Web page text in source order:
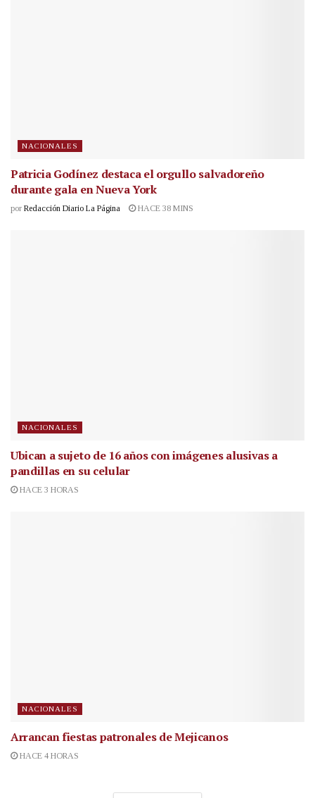
NACIONALES
Patricia Godínez destaca el orgullo salvadoreño
durante gala en Nueva York
por Redacción Diario La Página HACE 38 MINS
NACIONALES
Ubican a sujeto de 16 años con imágenes alusivas a
pandillas en su celular
HACE 3 HORAS
NACIONALES
Arrancan fiestas patronales de Mejicanos
HACE 4 HORAS